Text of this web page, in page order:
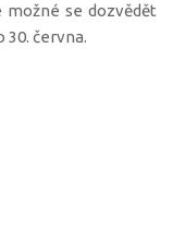
se dozvědět
30. června.